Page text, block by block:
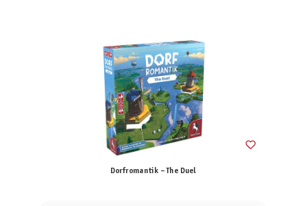
Dorfromantik – The Duel